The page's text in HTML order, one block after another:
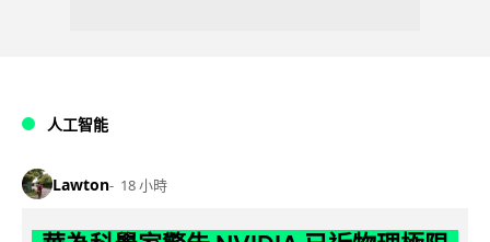
人工智能
Lawton 18 小時